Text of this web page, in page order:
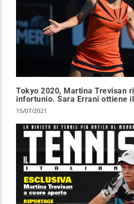
Tokyo 2020, Martina Trevisan
infortunio. Sara Errani ottiene
15/07/2021